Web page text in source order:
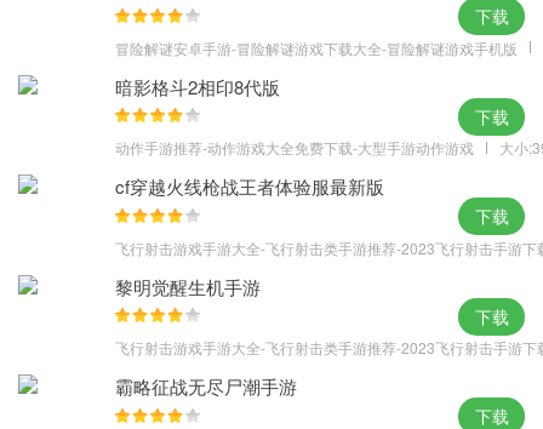
冒险解谜安卓手游-冒险解谜游戏下载大全-冒险解谜游戏手机版
下载
暗影格斗2相印8代版
动作手游推荐-动作游戏大全免费下载-大型手游动作游戏 大小
下载
cf穿越火线枪战王者体验服最新版
飞行射击游戏手游大全-飞行射击类手游推荐-2023飞行射击手游下
下载
黎明觉醒生机手游
飞行射击游戏手游大全-飞行射击类手游推荐-2023飞行射击手游下
下载
霸略征战无尽尸潮手游
下载